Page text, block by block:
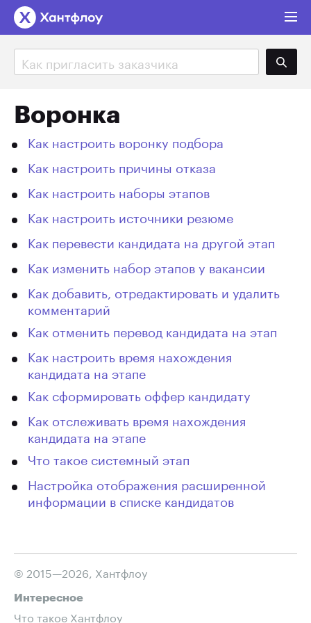
Поиск
Воронка
Как настроить воронку подбора
Как настроить причины отказа
Как настроить наборы этапов
Как настроить источники резюме
Как перевести кандидата на другой этап
Как изменить набор этапов у вакансии
Как добавить, отредактировать и удалить
комментарий
Как отменить перевод кандидата на этап
Как настроить время нахождения
кандидата на этапе
Как сформировать оффер кандидату
Как отслеживать время нахождения
кандидата на этапе
Что такое системный этап
Настройка отображения расширенной
информации в списке кандидатов
© 2015—2026, Хантфлоу
Интересное
Что такое Хантфлоу